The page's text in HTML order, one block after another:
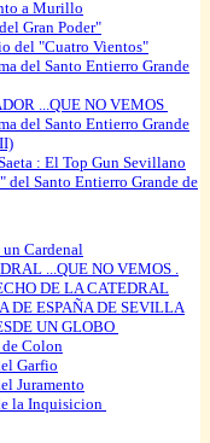
a Murillo
Gran Poder"
del "Cuatro Vientos"
del Santo Entierro Grande
...QUE NO VEMOS
del Santo Entierro Grande
: El Top Gun Sevillano
del Santo Entierro Grande de
Cardenal
...QUE NO VEMOS .
DE LA CATEDRAL
DE ESPAÑA DE SEVILLA
UN GLOBO
Colon
Garfio
Juramento
la Inquisicion